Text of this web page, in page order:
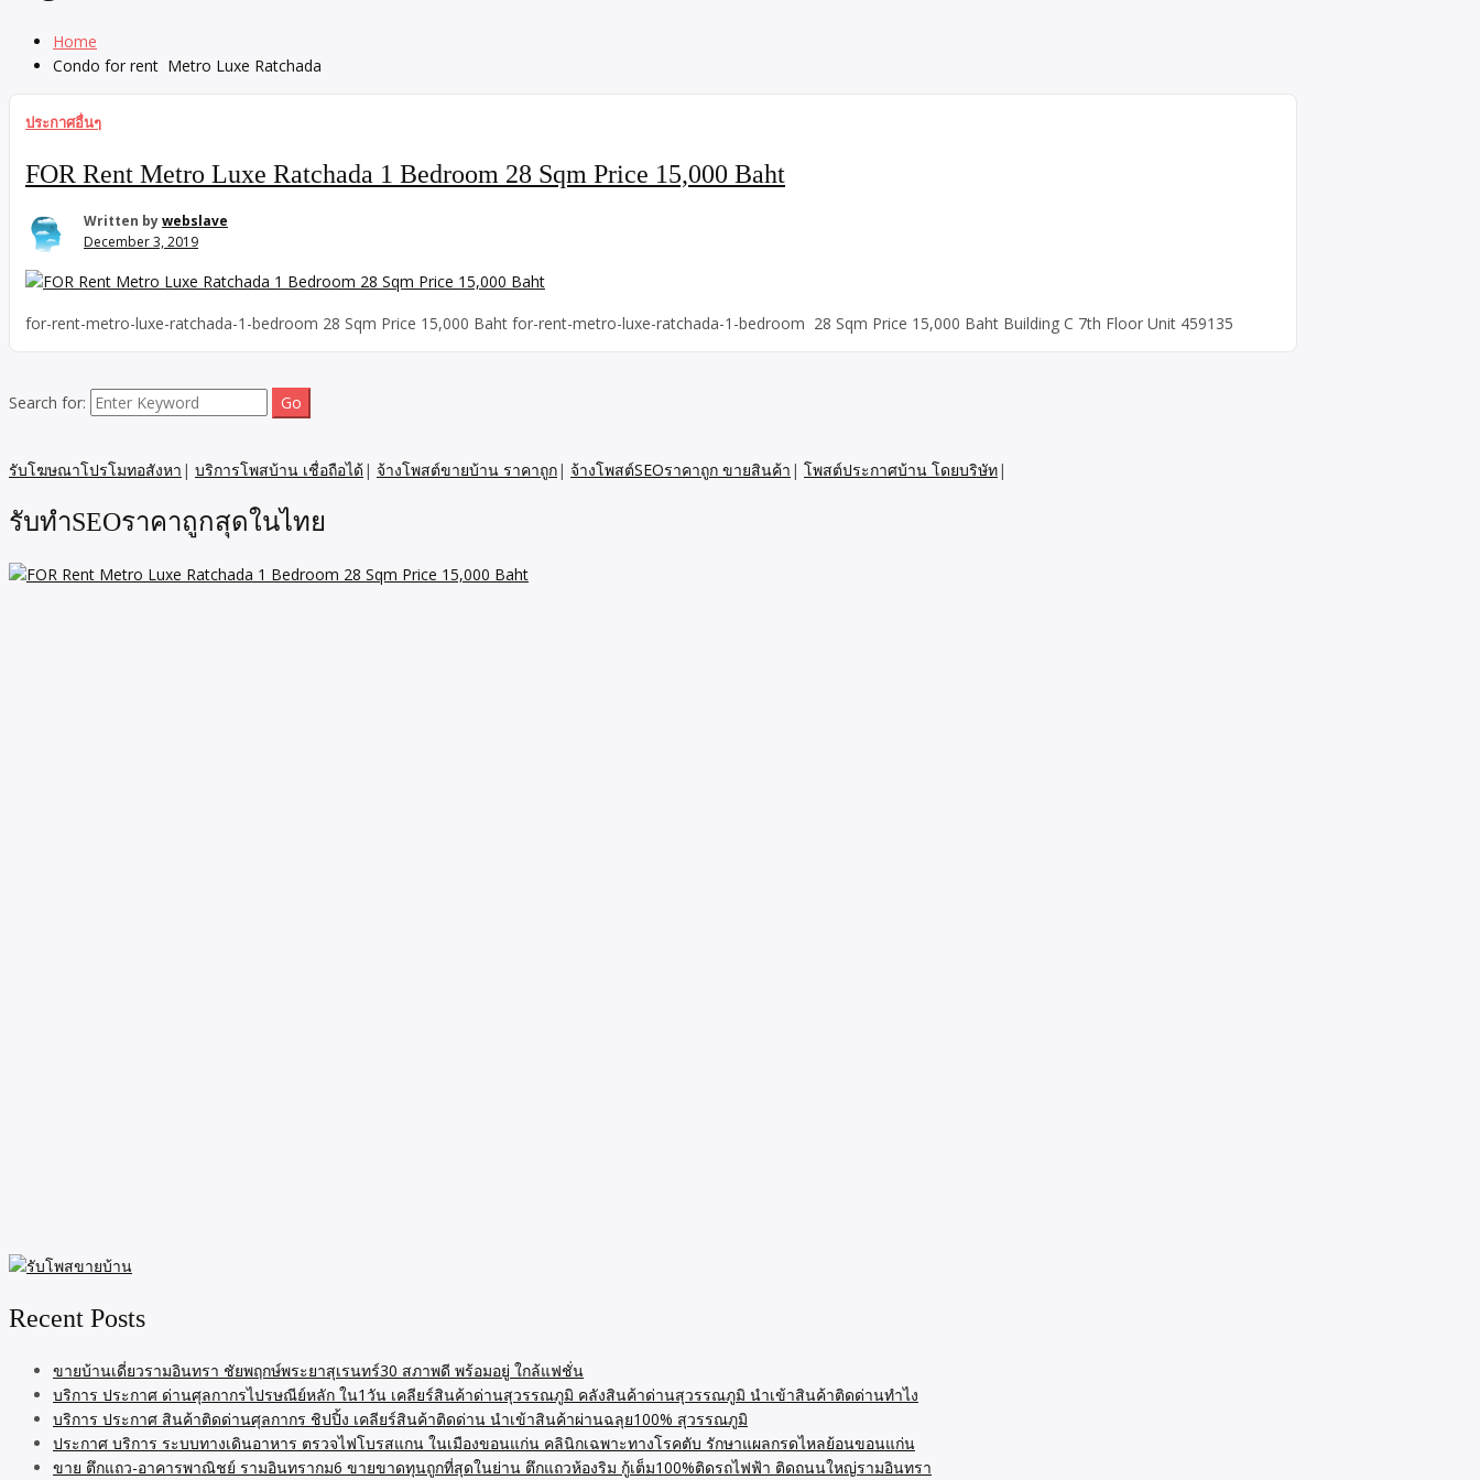
Home
Condo for rent Metro Luxe Ratchada
ประกาศอื่นๆ
FOR Rent Metro Luxe Ratchada 1 Bedroom 28 Sqm Price 15,000 Baht
Written bywebslave
December 3, 2019
for-rent-metro-luxe-ratchada-1-bedroom 28 Sqm Price 15,000 Baht for-rent-metro-luxe-ratchada-1-bedroom 28 Sqm Price 15,000 Baht Building C 7th Floor Unit 459135
Search for:
รับโฆษณาโปรโมทอสังหา | บริการโพสบ้าน เชื่อถือได้| จ้างโพสต์ขายบ้าน ราคาถูก| จ้างโพสต์SEOราคาถูก ขายสินค้า | โพสต์ประกาศบ้าน โดยบริษัท|
รับทำSEOราคาถูกสุดในไทย
Recent Posts
ขายบ้านเดี่ยวรามอินทรา ชัยพฤกษ์พระยาสุเรนทร์30 สภาพดี พร้อมอยู่ ใกล้แฟชั่น
บริการ ประกาศ ด่านศุลกากรไปรษณีย์หลัก ใน1วัน เคลียร์สินค้าด่านสุวรรณภูมิ คลังสินค้าด่านสุวรรณภูมิ นำเข้าสินค้าติดด่านทำไง
บริการ ประกาศ สินค้าติดด่านศุลกากร ชิปปิ้ง เคลียร์สินค้าติดด่าน นำเข้าสินค้าผ่านฉลุย100% สุวรรณภูมิ
ประกาศ บริการ ระบบทางเดินอาหาร ตรวจไฟโบรสแกน ในเมืองขอนแก่น คลินิกเฉพาะทางโรคตับ รักษาแผลกรดไหลย้อนขอนแก่น
ขาย ตึกแถว-อาคารพาณิชย์ รามอินทรากม6 ขายขาดทุนถูกที่สุดในย่าน ตึกแถวห้องริม กู้เต็ม100%ติดรถไฟฟ้า ติดถนนใหญ่รามอินทรา